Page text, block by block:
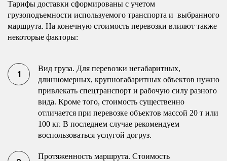
Тарифы доставки сформированы с учетом
грузоподъемности используемого транспорта и выбранного
маршрута. На конечную стоимость перевозки влияют также
некоторые факторы:
Вид груза. Для перевозки негабаритных,
длинномерных, крупногабаритных объектов нужно
привлекать спецтранспорт и рабочую силу разного
вида. Кроме того, стоимость существенно
отличается при перевозке объектов массой 20 т или
100 кг. В последнем случае рекомендуем
воспользоваться услугой догруз.
Протяженность маршрута. Стоимость